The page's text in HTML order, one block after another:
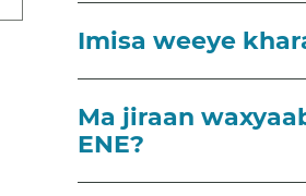
Imisa weeye
Ma jiraan
ENE?